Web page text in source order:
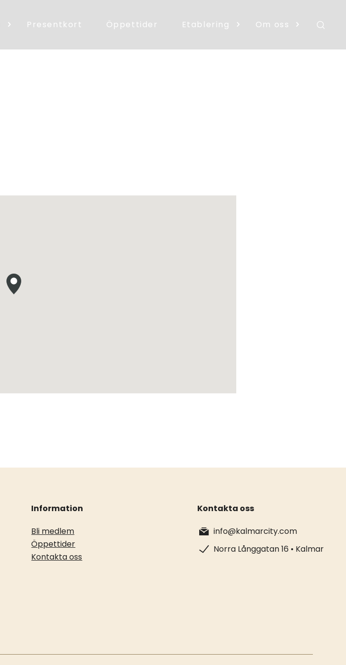
Presentkort Öppettider Etablering Om oss
Information
Bli medlem
Öppettider
Kontakta oss
Kontakta oss
info@kalmarcity.com
Norra Långgatan 16 • Kalmar